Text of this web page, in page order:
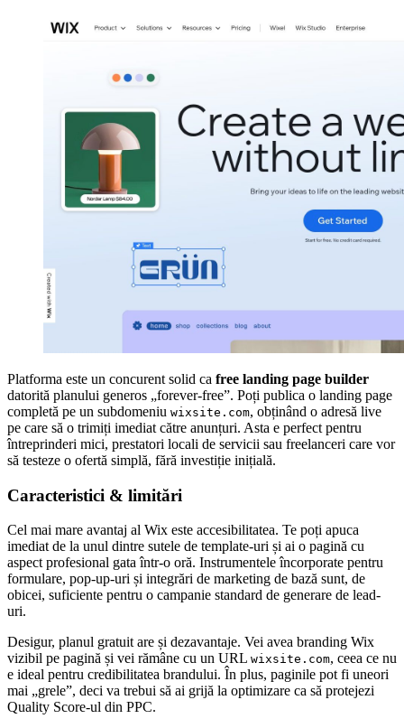
Platforma este un concurent solid ca free landing page builder
datorită planului generos „forever-free”. Poți publica o landing page
completă pe un subdomeniu wixsite.com, obținând o adresă live
pe care să o trimiți imediat către anunțuri. Asta e perfect pentru
întreprinderi mici, prestatori locali de servicii sau freelanceri care vor
să testeze o ofertă simplă, fără investiție inițială.
Caracteristici & limitări
Cel mai mare avantaj al Wix este accesibilitatea. Te poți apuca
imediat de la unul dintre sutele de template-uri și ai o pagină cu
aspect profesional gata într-o oră. Instrumentele încorporate pentru
formulare, pop-up-uri și integrări de marketing de bază sunt, de
obicei, suficiente pentru o campanie standard de generare de lead-
uri.
Desigur, planul gratuit are și dezavantaje. Vei avea branding Wix
vizibil pe pagină și vei rămâne cu un URL wixsite.com, ceea ce nu
e ideal pentru credibilitatea brandului. În plus, paginile pot fi uneori
mai „grele”, deci va trebui să ai grijă la optimizare ca să protejezi
Quality Score-ul din PPC.